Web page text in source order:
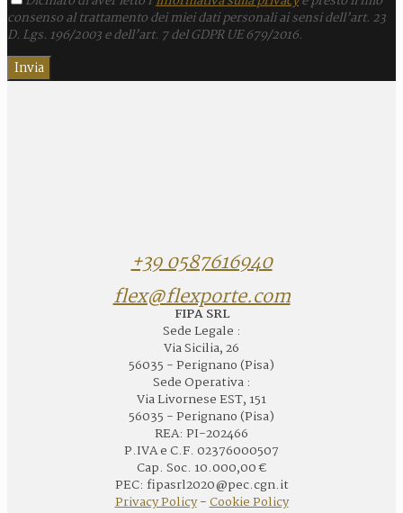
consenso al trattamento dei miei dati personali ai sensi dell’art. 23
D. Lgs. 196/2003 e dell’art. 7 del GDPR UE 679/2016.
+39 0587616940
flex@flexporte.com
FIPA SRL
Sede Legale :
Via Sicilia, 26
56035 - Perignano (Pisa)
Sede Operativa :
Via Livornese EST, 151
56035 - Perignano (Pisa)
REA: PI-202466
P.IVA e C.F. 02376000507
Cap. Soc. 10.000,00 €
PEC: fipasrl2020@pec.cgn.it
Privacy Policy-Cookie Policy